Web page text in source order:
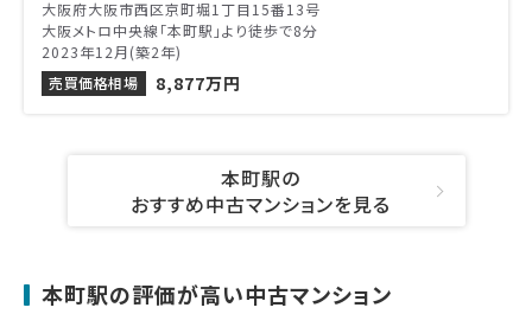
大阪府大阪市西区京町堀1丁目15番13号
大阪メトロ中央線「本町駅」より徒歩で8分
2023年12月(築2年)
売買価格相場
8,877万円
本町駅の
おすすめ中古マンションを見る
本町駅の評価が高い中古マンション